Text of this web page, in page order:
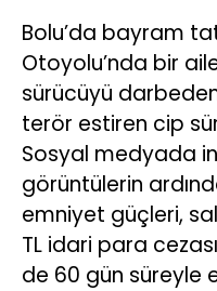
Bolu’da bayram
Otoyolu’nda bir
sürücüyü
terör estiren cip
Sosyal medyada
görüntülerin
emniyet güçleri,
TL idari para
de 60 gün süreyle